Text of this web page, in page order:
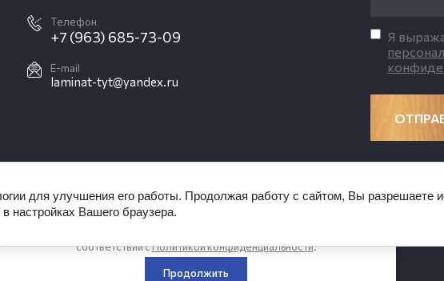
Телефон
+7 (963) 685-73-09
E-mail
laminat-tyt@yandex.ru
Я
Этот сайт использует файлы cookie и метаданные. Продолжая просматривать
соответствии сПолитикой конфиденциальности.
Продолжить
для улучшения его работы. Продолжая работу с сайтом, Вы разрешаете
настройках Вашего браузера.